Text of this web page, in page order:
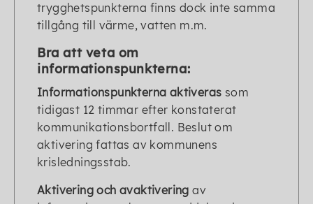
trygghetspunkterna finns dock inte samma
tillgång till värme, vatten m.m.
Bra att veta om
informationspunkterna:
Informationspunkterna aktiveras som
tidigast 12 timmar efter konstaterat
kommunikationsbortfall. Beslut om
aktivering fattas av kommunens
krisledningsstab.
Aktivering och avaktivering av